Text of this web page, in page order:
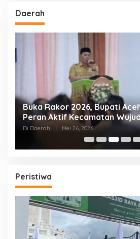
Daerah
Buka Rakor 2026, Bupati
Peran Aktif Kecamatan
Pemerintahan Melayani
Di Daerah Mei 26, 2026
Peristiwa